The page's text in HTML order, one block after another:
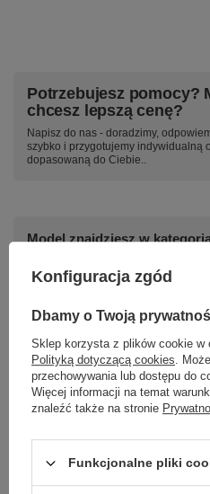
Potrzebujesz pomocy?
chcesz lepszą cenę?
Napisz do nas - doradzimy,
szybko i przygotujemy indywidualną
dopasowaną do Ciebie..
Model znajdziesz w
Napisz swoją opinię
Twoja
Treść twojej opinii
Konfiguracja zgód
Dbamy o Twoją
Sklep korzysta z plików cookie w
Polityką dotyczącą cookies.
przechowywania lub dostępu do
Więcej informacji na temat
znaleźć także na stronie
Funkcjonalne pliki